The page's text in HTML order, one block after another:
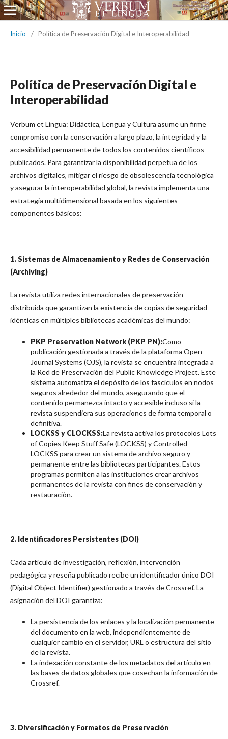
Inicio / Política de Preservación Digital e Interoperabilidad
Política de Preservación Digital e
Interoperabilidad
Verbum et Lingua: Didáctica, Lengua y Cultura asume un firme
compromiso con la conservación a largo plazo, la integridad y la
accesibilidad permanente de todos los contenidos científicos
publicados. Para garantizar la disponibilidad perpetua de los
archivos digitales, mitigar el riesgo de obsolescencia tecnológica
y asegurar la interoperabilidad global, la revista implementa una
estrategia multidimensional basada en los siguientes
componentes básicos:
1. Sistemas de Almacenamiento y Redes de Conservación
(Archiving)
La revista utiliza redes internacionales de preservación
distribuida que garantizan la existencia de copias de seguridad
idénticas en múltiples bibliotecas académicas del mundo:
PKP Preservation Network (PKP PN):Como
publicación gestionada a través de la plataforma Open
Journal Systems (OJS), la revista se encuentra integrada a
la Red de Preservación del Public Knowledge Project. Este
sistema automatiza el depósito de los fascículos en nodos
seguros alrededor del mundo, asegurando que el
contenido permanezca intacto y accesible incluso si la
revista suspendiera sus operaciones de forma temporal o
definitiva.
LOCKSS y CLOCKSS:La revista activa los protocolos Lots
of Copies Keep Stuff Safe (LOCKSS) y Controlled
LOCKSS para crear un sistema de archivo seguro y
permanente entre las bibliotecas participantes. Estos
programas permiten a las instituciones crear archivos
permanentes de la revista con fines de conservación y
restauración.
2. Identificadores Persistentes (DOI)
Cada artículo de investigación, reflexión, intervención
pedagógica y reseña publicado recibe un identificador único DOI
(Digital Object Identifier) gestionado a través de Crossref. La
asignación del DOI garantiza:
La persistencia de los enlaces y la localización permanente
del documento en la web, independientemente de
cualquier cambio en el servidor, URL o estructura del sitio
de la revista.
La indexación constante de los metadatos del artículo en
las bases de datos globales que cosechan la información de
Crossref.
3. Diversificación y Formatos de Preservación